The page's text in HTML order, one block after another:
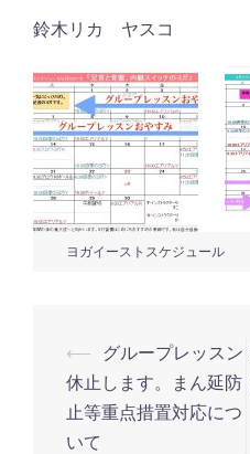
鈴木リカ ヤスコ
ヨガイーストスケジュール
投
稿
ナ
⟵ グループレッスン
休止します。まん延防
止等重点措置対応につ
いて